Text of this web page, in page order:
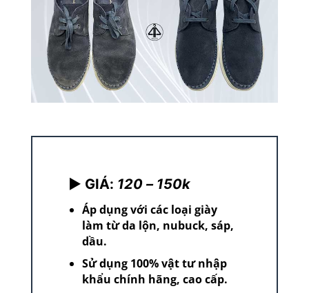
► GIÁ: 120 – 150k
Áp dụng với các loại giày
làm từ da lộn, nubuck, sáp,
dầu.
Sử dụng 100% vật tư nhập
khẩu chính hãng, cao cấp.